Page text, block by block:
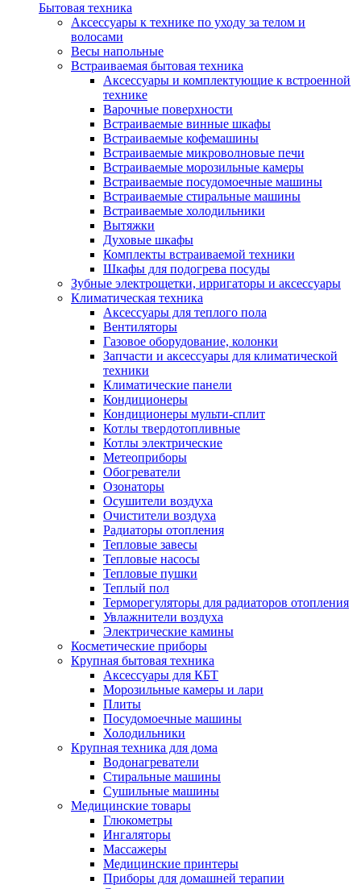
Бытовая техника
Аксессуары к технике по уходу за телом и
волосами
Весы напольные
Встраиваемая бытовая техника
Аксессуары и комплектующие к встроенной
технике
Варочные поверхности
Встраиваемые винные шкафы
Встраиваемые кофемашины
Встраиваемые микроволновые печи
Встраиваемые морозильные камеры
Встраиваемые посудомоечные машины
Встраиваемые стиральные машины
Встраиваемые холодильники
Вытяжки
Духовые шкафы
Комплекты встраиваемой техники
Шкафы для подогрева посуды
Зубные электрощетки, ирригаторы и аксессуары
Климатическая техника
Аксессуары для теплого пола
Вентиляторы
Газовое оборудование, колонки
Запчасти и аксессуары для климатической
техники
Климатические панели
Кондиционеры
Кондиционеры мульти-сплит
Котлы твердотопливные
Котлы электрические
Метеоприборы
Обогреватели
Озонаторы
Осушители воздуха
Очистители воздуха
Радиаторы отопления
Тепловые завесы
Тепловые насосы
Тепловые пушки
Теплый пол
Терморегуляторы для радиаторов отопления
Увлажнители воздуха
Электрические камины
Косметические приборы
Крупная бытовая техника
Аксессуары для КБТ
Морозильные камеры и лари
Плиты
Посудомоечные машины
Холодильники
Крупная техника для дома
Водонагреватели
Стиральные машины
Сушильные машины
Медицинские товары
Глюкометры
Ингаляторы
Массажеры
Медицинские принтеры
Приборы для домашней терапии